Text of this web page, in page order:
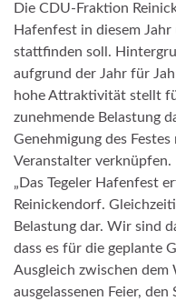
Die CDU-Fraktion
Hafenfest in diesem
stattfinden soll.
aufgrund der Jahr für
hohe Attraktivität stellt
zunehmende Belastung
Genehmigung des
Veranstalter verknüpfen.
„Das Tegeler Hafenfest
Reinickendorf.
Belastung dar. Wir sind
dass es für die geplante
Ausgleich zwischen dem
ausgelassenen Feier,